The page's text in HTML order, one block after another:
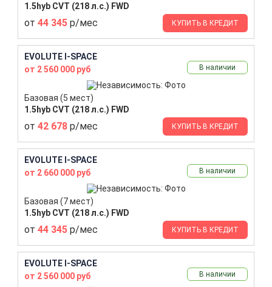
1.5hyb CVT (218 л.с.) FWD
от 44 345 р/мес КУПИТЬ В КРЕДИТ
EVOLUTE I-SPACE
от 2 560 000 руб
В наличии
Базовая (5 мест)
1.5hyb CVT (218 л.с.) FWD
от 42 678 р/мес КУПИТЬ В КРЕДИТ
EVOLUTE I-SPACE
от 2 660 000 руб
В наличии
Базовая (7 мест)
1.5hyb CVT (218 л.с.) FWD
от 44 345 р/мес КУПИТЬ В КРЕДИТ
EVOLUTE I-SPACE
от 2 560 000 руб
В наличии